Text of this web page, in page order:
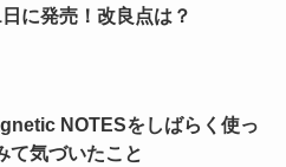
日に発売！改良点は？
NOTESをしばらく使っ
て気づいたこと